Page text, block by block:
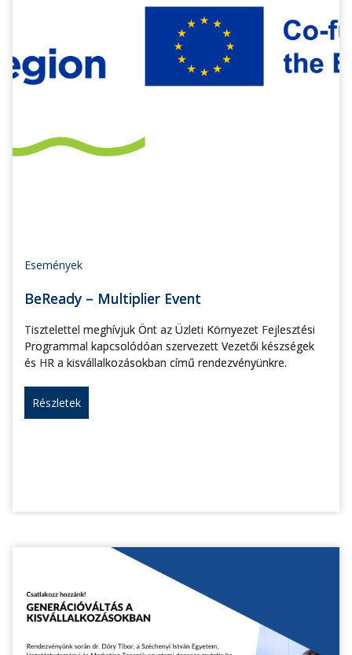
Események
BeReady – Multiplier Event
Tisztelettel meghívjuk Önt az Üzleti Környezet Fejlesztési
Programmal kapcsolódóan szervezett Vezetői készségek
és HR a kisvállalkozásokban című rendezvényünkre.
Részletek